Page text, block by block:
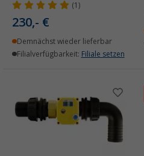
(1)
230,- €
Demnächst wieder lieferbar
Filialverfügbarkeit: Filiale setzen